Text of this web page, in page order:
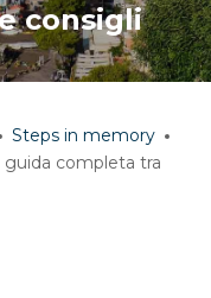
consigli
Steps in memory
guida completa tra